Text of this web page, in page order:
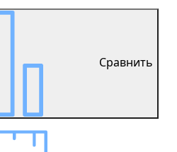
Сравнить